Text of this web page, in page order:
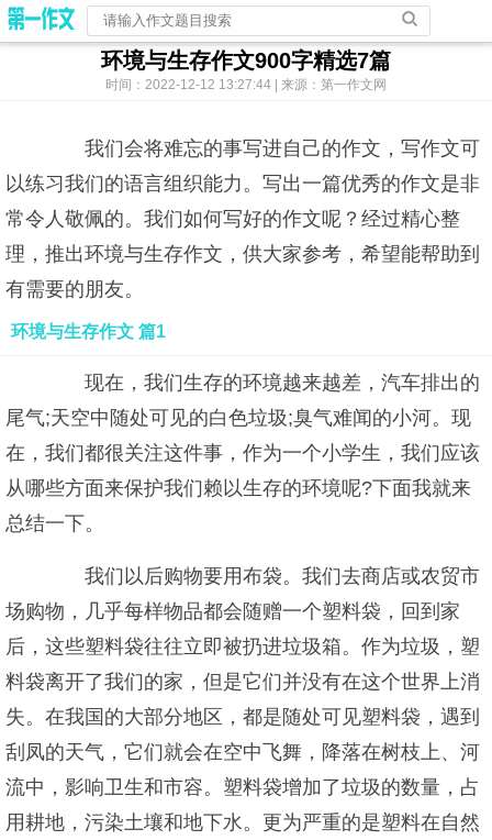
环境与生存作文900字精选7篇
时间：2022-12-12 13:27:44 | 来源：第一作文网
我们会将难忘的事写进自己的作文，写作文可
以练习我们的语言组织能力。写出一篇优秀的作文是非
常令人敬佩的。我们如何写好的作文呢？经过精心整
理，推出环境与生存作文，供大家参考，希望能帮助到
有需要的朋友。
环境与生存作文 篇1
现在，我们生存的环境越来越差，汽车排出的
尾气;天空中随处可见的白色垃圾;臭气难闻的小河。现
在，我们都很关注这件事，作为一个小学生，我们应该
从哪些方面来保护我们赖以生存的环境呢?下面我就来
总结一下。
我们以后购物要用布袋。我们去商店或农贸市
场购物，几乎每样物品都会随赠一个塑料袋，回到家
后，这些塑料袋往往立即被扔进垃圾箱。作为垃圾，塑
料袋离开了我们的家，但是它们并没有在这个世界上消
失。在我国的大部分地区，都是随处可见塑料袋，遇到
刮凤的天气，它们就会在空中飞舞，降落在树枝上、河
流中，影响卫生和市容。塑料袋增加了垃圾的数量，占
用耕地，污染土壤和地下水。更为严重的是塑料在自然